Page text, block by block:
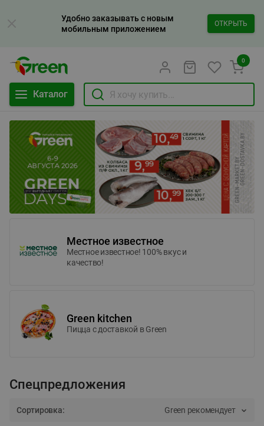
Удобно заказывать с новым
мобильным приложением
ОТКРЫТЬ
Каталог
0
Местное известное
Местное известное! 100% вкус и
качество!
Green kitchen
Пицца c доставкой в Green
Спецпредложения
Сортировка: Green рекомендует